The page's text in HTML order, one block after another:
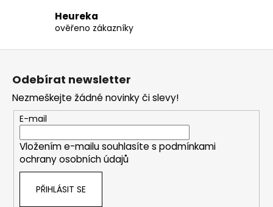
Heureka
ověřeno zákazníky
Z
Odebírat newsletter
Nezmeškejte žádné novinky či slevy!
E-mail
Vložením e-mailu souhlasíte s podmínkami
ochrany osobních údajů
PŘIHLÁSIT SE